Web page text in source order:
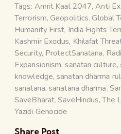
Tags: Amrit Kaal 2047,Anti
Terrorism,Geopolitics,Global
Humanity First, India Fights
Kashmir Exodus, Khilafat
Security, ProtectSanatana,
Expansionism, sanatan culture,
knowledge, sanatan dharma
sanatana, sanatana dharma,
SaveBharat,SaveHindus,The
Yazidi Genocide
Share Post